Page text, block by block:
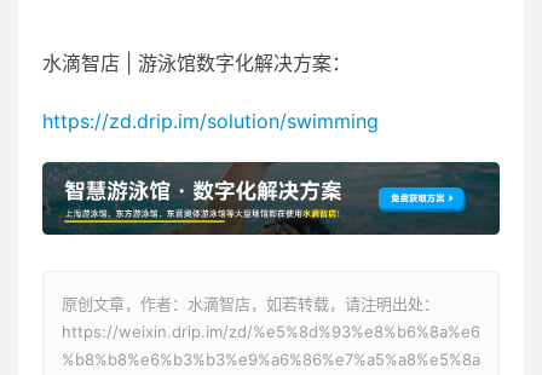
水滴智店 | 游泳馆数字化解决方案：
https://zd.drip.im/solution/swimming
原创文章，作者：水滴智店，如若转载，请注明出处：
https://weixin.drip.im/zd/%e5%8d%93%e8%b6%8a%e6
%b8%b8%e6%b3%b3%e9%a6%86%e7%a5%a8%e5%8a